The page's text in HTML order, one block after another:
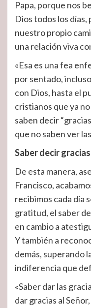
Papa, porque nos
Dios todos los días,
nuestro propio
una relación viva
«Esa es una fea
por sentado,
con Dios, hasta el
cristianos que ya
saben decir
que no saben ver
Saber decir
De esta manera,
Francisco,
recibimos cada día
gratitud, el saber
en cambio a
Y también a
demás, superando
indiferencia que
«Saber dar las
dar gracias al